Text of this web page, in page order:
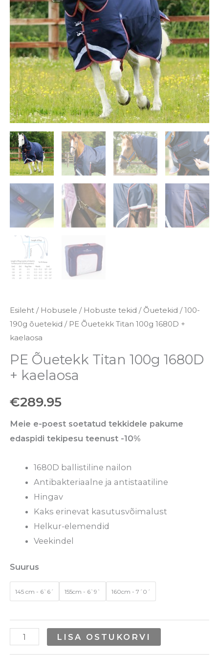
Esileht / Hobusele / Hobuste tekid / Õuetekid /100-
190g õuetekid / PE Õuetekk Titan 100g 1680D +
kaelaosa
PE Õuetekk Titan 100g 1680D
+ kaelaosa
€289.95
Meie e-poest soetatud tekkidele pakume
edaspidi tekipesu teenust -10%
1680D ballistiline nailon
Antibakteriaalne ja antistaatiline
Hingav
Kaks erinevat kasutusvõimalust
Helkur-elemendid
Veekindel
Suurus
145 cm - 6`6´ 155cm - 6`9` 160cm - 7´0´
+
kaelaosa
kogus
LISA OSTUKORVI